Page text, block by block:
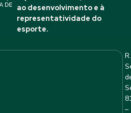
ao desenvolvimento e à
representatividade do
esporte.
R.
–